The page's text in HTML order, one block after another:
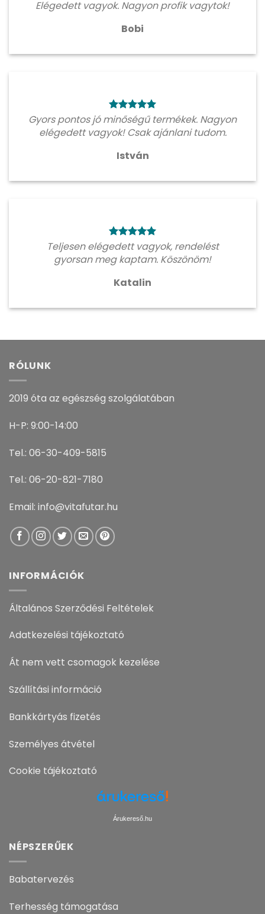
Elégedett vagyok. Nagyon profik vagytok!
Bobi
Gyors pontos jó minőségű termékek. Nagyon
elégedett vagyok! Csak ajánlani tudom.
István
Teljesen elégedett vagyok, rendelést
gyorsan meg kaptam. Köszönöm!
Katalin
RÓLUNK
2019 óta az egészség szolgálatában
H-P: 9:00-14:00
Tel.: 06-30-409-5815
Tel.: 06-20-821-7180
Email: info@vitafutar.hu
INFORMÁCIÓK
Általános Szerződési Feltételek
Adatkezelési tájékoztató
Át nem vett csomagok kezelése
Szállítási információ
Bankkártyás fizetés
Személyes átvétel
Cookie tájékoztató
Árukereső.hu
NÉPSZERŰEK
Babatervezés
Terhesség támogatása